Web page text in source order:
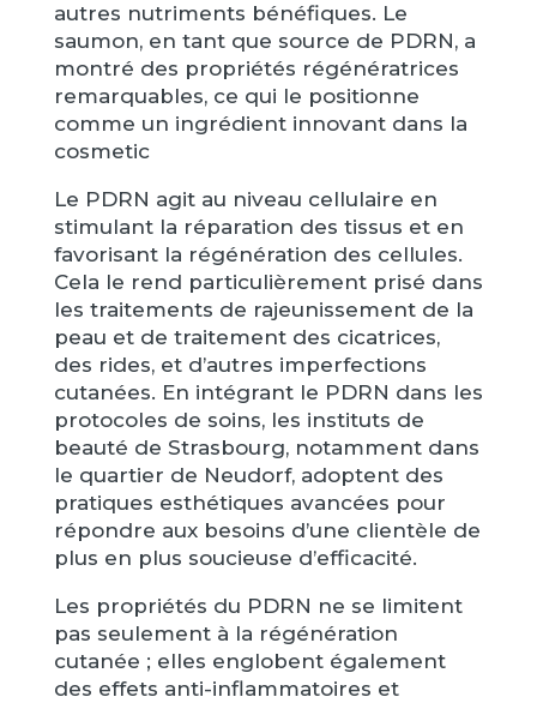
autres nutriments bénéfiques. Le
saumon, en tant que source de PDRN, a
montré des propriétés régénératrices
remarquables, ce qui le positionne
comme un ingrédient innovant dans la
cosmetic
Le PDRN agit au niveau cellulaire en
stimulant la réparation des tissus et en
favorisant la régénération des cellules.
Cela le rend particulièrement prisé dans
les traitements de rajeunissement de la
peau et de traitement des cicatrices,
des rides, et d’autres imperfections
cutanées. En intégrant le PDRN dans les
protocoles de soins, les instituts de
beauté de Strasbourg, notamment dans
le quartier de Neudorf, adoptent des
pratiques esthétiques avancées pour
répondre aux besoins d’une clientèle de
plus en plus soucieuse d’efficacité.
Les propriétés du PDRN ne se limitent
pas seulement à la régénération
cutanée ; elles englobent également
des effets anti-inflammatoires et